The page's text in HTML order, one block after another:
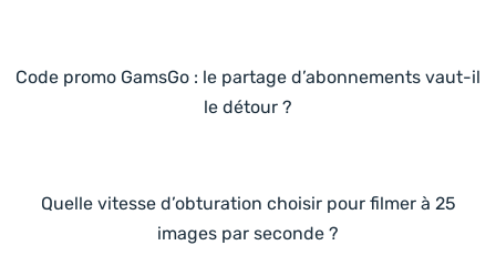
Code promo GamsGo : le partage d’abonnements vaut-il
le détour ?
Quelle vitesse d’obturation choisir pour filmer à 25
images par seconde ?